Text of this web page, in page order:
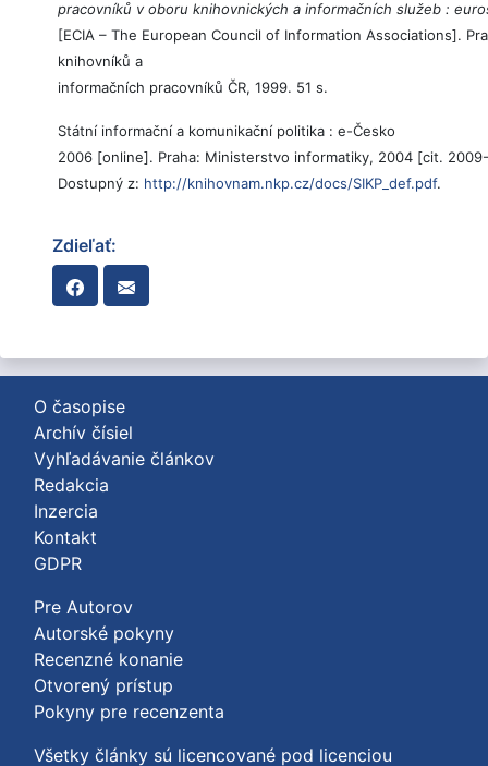
pracovníků v oboru knihovnických a informačních služeb :
[ECIA – The European Council of Information Associations].
knihovníků a
informačních pracovníků ČR, 1999. 51 s.
Státní informační a komunikační politika : e-Česko
2006 [online]. Praha: Ministerstvo informatiky, 2004 [cit.
Dostupný z: http://knihovnam.nkp.cz/docs/SIKP_def.pdf.
Zdieľať:
O časopise
Archív čísiel
Vyhľadávanie článkov
Redakcia
Inzercia
Kontakt
GDPR
Pre Autorov
Autorské pokyny
Recenzné konanie
Otvorený prístup
Pokyny pre recenzenta
Všetky články sú licencované pod licenciou